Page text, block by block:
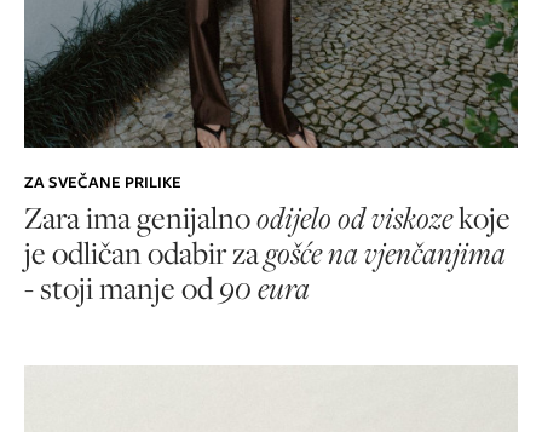
ZA SVEČANE PRILIKE
Zara ima genijalnoodijelo od viskozekoje
je odličan odabir zagošće na vjenčanjima
-stoji manje od90 eura